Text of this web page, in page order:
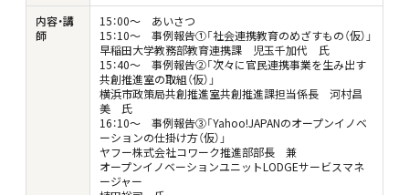
内容・講
師
15：00～ あいさつ
15：10～ 事例報告①「社会連携教育のめざすもの（仮）」
早稲田大学教務部教育連携課 児玉千加代 氏
15：40～ 事例報告②「次々に官民連携事業を生み出す
共創推進室の取組（仮）」
横浜市政策局共創推進室共創推進課担当係長 河村昌
美 氏
16：10～ 事例報告③「Yahoo!JAPANのオープンイノベ
ーションの仕掛け方（仮）」
ヤフー株式会社コワーク推進部部長 兼
オープンイノベーションユニットLODGEサービスマネ
ージャー